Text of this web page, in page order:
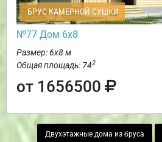
БРУС КАМЕРНОЙ СУШКИ
№77 Дом 6х8
Размер: 6х8 м
Общая площадь: 742
от 1656500
Двухэтажные дома из бруса